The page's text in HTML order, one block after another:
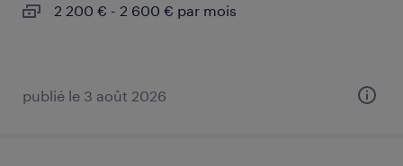
2 200 € - 2 600 € par mois
publié le 3 août 2026